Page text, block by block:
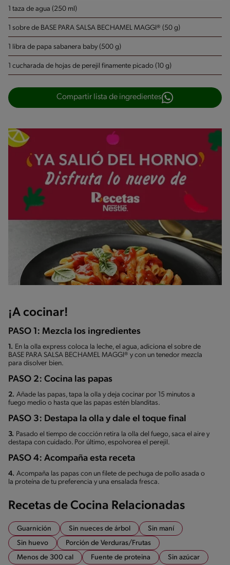
1 taza de agua (250 ml)
1 sobre de BASE PARA SALSA BECHAMEL MAGGI® (50 g)
1 libra de papa sabanera baby (500 g)
1 cucharada de hojas de perejil finamente picado (10 g)
Compartir lista de ingredientes
¡A cocinar!
PASO 1: Mezcla los ingredientes
1. En la olla express coloca la leche, el agua, adiciona el sobre de
BASE PARA SALSA BECHAMEL MAGGI® y con un tenedor mezcla
para disolver bien.
PASO 2: Cocina las papas
2. Añade las papas, tapa la olla y deja cocinar por 15 minutos a
fuego medio o hasta que las papas estén blanditas.
PASO 3: Destapa la olla y dale el toque final
3. Pasado el tiempo de cocción retira la olla del fuego, saca el aire y
destapa con cuidado. Por último, espolvorea el perejil.
PASO 4: Acompaña esta receta
4. Acompaña las papas con un filete de pechuga de pollo asada o
la proteína de tu preferencia y una ensalada fresca.
Recetas de Cocina Relacionadas
Guarnición Sin nueces de árbol
Sin maní
Sin huevo
Porción de Verduras/Frutas
Menos de 300 cal
Fuente de proteina Sin azúcar